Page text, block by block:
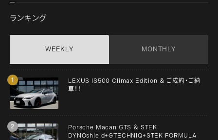
ランキング
WEEKLY MONTHLY
LEXUS IS500 Climax Edition ＆ ご成約・ご納
車！！
Porsche Macan GTS ＆ STEK
DYNOshield+GTECHNIQ+STEK FORMULA